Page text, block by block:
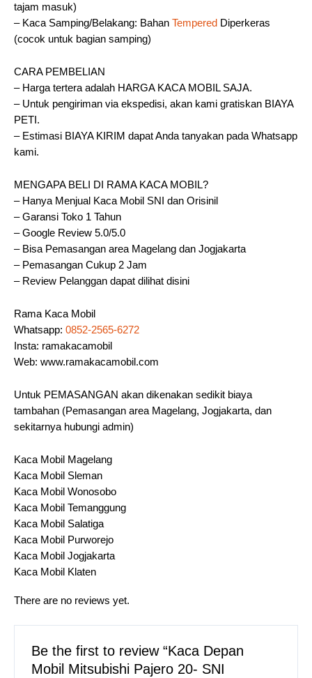
tajam masuk)
– Kaca Samping/Belakang: Bahan Tempered Diperkeras
(cocok untuk bagian samping)
CARA PEMBELIAN
– Harga tertera adalah HARGA KACA MOBIL SAJA.
– Untuk pengiriman via ekspedisi, akan kami gratiskan BIAYA
PETI.
– Estimasi BIAYA KIRIM dapat Anda tanyakan pada Whatsapp
kami.
MENGAPA BELI DI RAMA KACA MOBIL?
– Hanya Menjual Kaca Mobil SNI dan Orisinil
– Garansi Toko 1 Tahun
– Google Review 5.0/5.0
– Bisa Pemasangan area Magelang dan Jogjakarta
– Pemasangan Cukup 2 Jam
– Review Pelanggan dapat dilihat disini
Rama Kaca Mobil
Whatsapp: 0852-2565-6272
Insta: ramakacamobil
Web: www.ramakacamobil.com
Untuk PEMASANGAN akan dikenakan sedikit biaya
tambahan (Pemasangan area Magelang, Jogjakarta, dan
sekitarnya hubungi admin)
Kaca Mobil Magelang
Kaca Mobil Sleman
Kaca Mobil Wonosobo
Kaca Mobil Temanggung
Kaca Mobil Salatiga
Kaca Mobil Purworejo
Kaca Mobil Jogjakarta
Kaca Mobil Klaten
There are no reviews yet.
Be the first to review “Kaca Depan
Mobil Mitsubishi Pajero 20- SNI